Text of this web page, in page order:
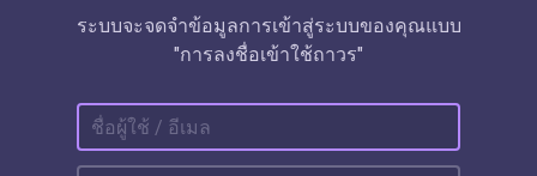
ระบบจะจดจำข้อมูลการเข้าสู่ระบบของคุณแบบ
"การลงชื่อเข้าใช้ถาวร"